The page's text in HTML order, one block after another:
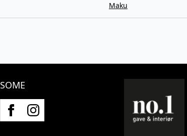
Maku
SOME